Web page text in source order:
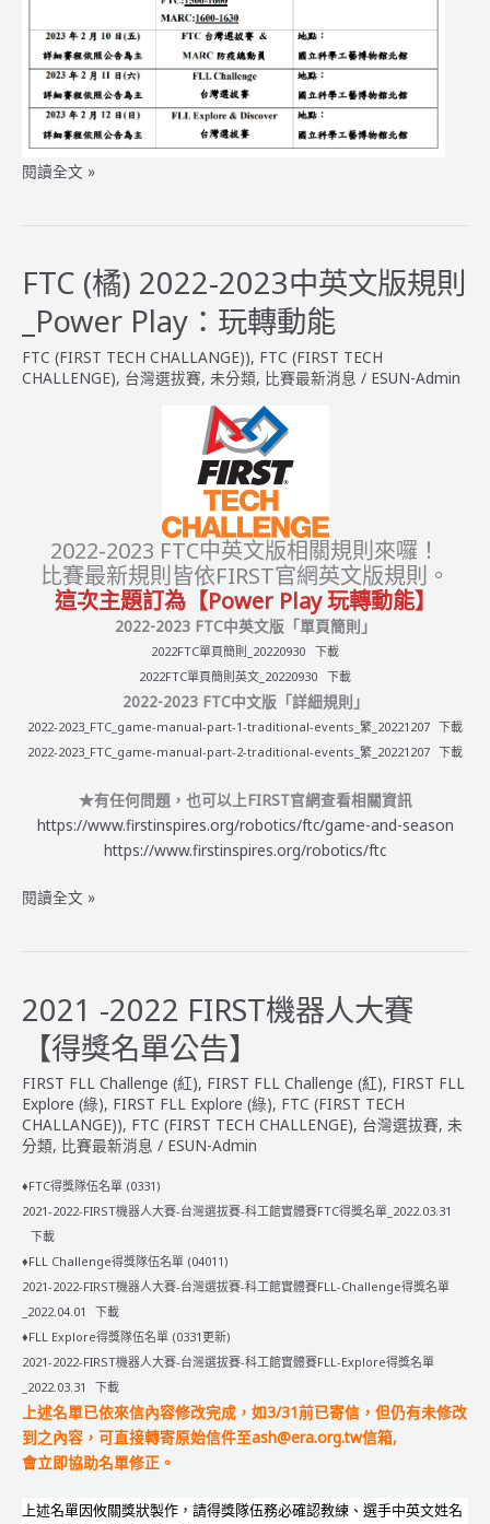
2022-
器
人
台
告】
閱讀全文 »
FTC (橘) 2022-2023中英文版規則
_Power Play：玩轉動能
FTC (FIRST TECH CHALLANGE)), FTC (FIRST TECH
CHALLENGE), 台灣選拔賽, 未分類, 比賽最新消息 / ESUN-Admin
2022-2023 FTC中英文版相關規則來囉！
比賽最新規則皆依FIRST官網英文版規則。
這次主題訂為【Power Play 玩轉動能】
2022-2023 FTC中英文版「單頁簡則」
2022FTC單頁簡則_20220930 下載
2022FTC單頁簡則英文_20220930 下載
2022-2023 FTC中文版「詳細規則」
2022-2023_FTC_game-manual-part-1-traditional-events_繁_20221207 下載
2022-2023_FTC_game-manual-part-2-traditional-events_繁_20221207 下載
★有任何問題，也可以上FIRST官網查看相關資訊
https://www.firstinspires.org/robotics/ftc/game-and-season
https://www.firstinspires.org/robotics/ftc
FTC
2022-
中
英
規
則
_Power
玩
轉
動
能
閱讀全文 »
2021 -2022 FIRST機器人大賽
【得獎名單公告】
FIRST FLL Challenge (紅), FIRST FLL Challenge (紅), FIRST FLL
Explore (綠), FIRST FLL Explore (綠), FTC (FIRST TECH
CHALLANGE)), FTC (FIRST TECH CHALLENGE), 台灣選拔賽, 未
分類, 比賽最新消息 / ESUN-Admin
♦FTC得獎隊伍名單 (0331)
2021-2022-FIRST機器人大賽-台灣選拔賽-科工館實體賽FTC得獎名單_2022.03.31
下載
♦FLL Challenge得獎隊伍名單 (04011)
2021-2022-FIRST機器人大賽-台灣選拔賽-科工館實體賽FLL-Challenge得獎名單
_2022.04.01
下載
♦FLL Explore得獎隊伍名單 (0331更新)
2021-2022-FIRST機器人大賽-台灣選拔賽-科工館實體賽FLL-Explore得獎名單
_2022.03.31
下載
上述名單已依來信內容修改完成，如3/31前已寄信，但仍有未修改
到之內容，可直接轉寄原始信件至ash@era.org.tw信箱,
會立即協助名單修正。
上述名單因攸關獎狀製作，請得獎隊伍務必確認教練、選手中英文姓名